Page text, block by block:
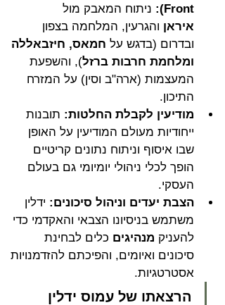
Front):
ניתוח המאבק מול
איראן והגרעין, המלחמה בצפון
ובדרום (בדגש על חמאס, חיזבאללה
ומלחמת חרבות ברזל), והשפעת
המעצמות (ארה"ב וסין) על המזרח
התיכון.
מודיעין לקבלת החלטות: תובנות
ייחודיות מעולם המודיעין על האופן
שבו איסוף וניתוח נתונים קריטיים
הופך לכלי ניהולי יומיומי גם בעולם
העסקי.
הצבת יעדים וניהול סיכונים: ידלין
משתמש בניסיונו הצבאי והאקדמי כדי
להעניק מנהיגים כלים לבחינת
סיכונים ואיומים, והפיכתם להזדמנויות
אסטרטגיות.
הרצאתו של עמוס ידלין